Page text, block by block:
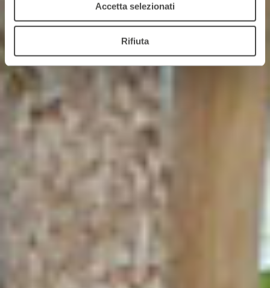
Accetta selezionati
Rifiuta